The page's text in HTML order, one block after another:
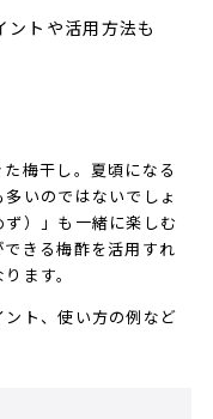
トや活用方法も
梅干し。夏頃になる
いのではないでしょ
）」も一緒に楽しむ
きる梅酢を活用すれ
ます。
ト、使い方の例など